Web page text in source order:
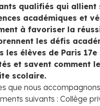
qualifiés qui allient
académiques et
à favoriser la
les défis
les élèves de Paris 17e
et savent comment
scolaire.
que nous
suivants : Collège